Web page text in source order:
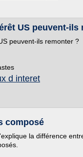
US peuvent-ils
peuvent-ils remonter ?
d interet
composé
la différence